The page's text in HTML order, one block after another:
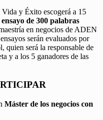
y Éxito escogerá a 15
ensayo de 300 palabras
en negocios de ADEN
serán evaluados por
quien será la responsable de
y a los 5 ganadores de las
Máster de los negocios con